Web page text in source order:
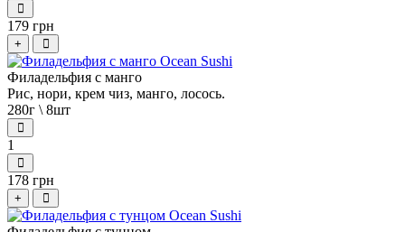
179 грн
+
Филадельфия с манго
Рис, нори, крем чиз, манго, лосось.
280г \ 8шт
1
178 грн
+